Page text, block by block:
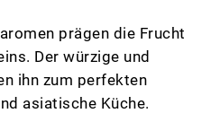
prägen die Frucht
Der würzige und
ihn zum perfekten
asiatische Küche.